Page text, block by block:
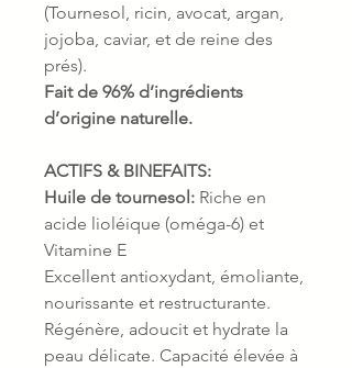
(Tournesol, ricin, avocat, argan,
jojoba, caviar, et de reine des
prés).
Fait de 96% d’ingrédients
d’origine naturelle.
ACTIFS & BINEFAITS:
Huile de tournesol: Riche en
acide lioléique (oméga-6) et
Vitamine E
Excellent antioxydant, émoliante,
nourissante et restructurante.
Régénère, adoucit et hydrate la
peau délicate. Capacité élevée à